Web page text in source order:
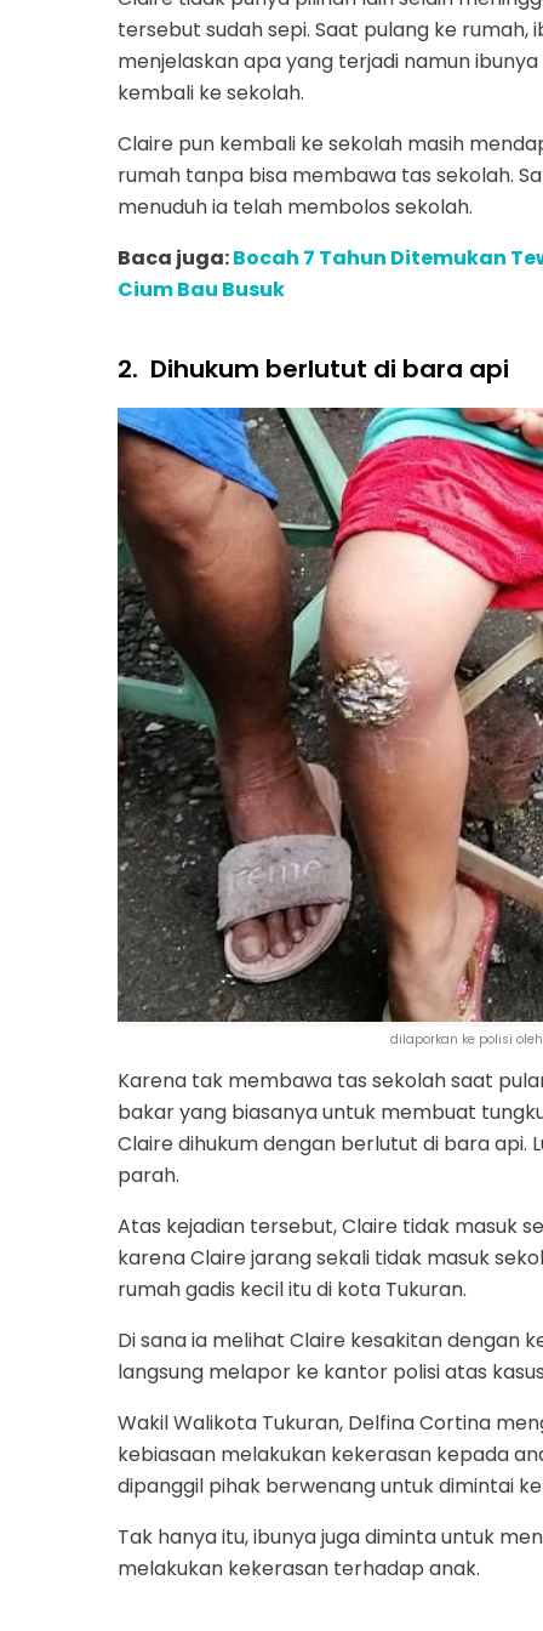
tersebut sudah sepi. Saat pulang ke
menjelaskan apa yang terjadi namun
kembali ke sekolah.
Claire pun kembali ke sekolah masih
rumah tanpa bisa membawa tas sekolah.
menuduh ia telah membolos sekolah.
Baca juga:Bocah 7 Tahun Ditemukan
Cium Bau Busuk
2. Dihukum berlutut di bara api
dilaporkan ke polisi
Karena tak membawa tas sekolah saat
bakar yang biasanya untuk membuat
Claire dihukum dengan berlutut di bara api.
parah.
Atas kejadian tersebut, Claire tidak masuk
karena Claire jarang sekali tidak masuk
rumah gadis kecil itu di kota Tukuran.
Di sana ia melihat Claire kesakitan dengan
langsung melapor ke kantor polisi atas
Wakil Walikota Tukuran, Delfina Cortina
kebiasaan melakukan kekerasan kepada
dipanggil pihak berwenang untuk dimintai
Tak hanya itu, ibunya juga diminta untuk
melakukan kekerasan terhadap anak.